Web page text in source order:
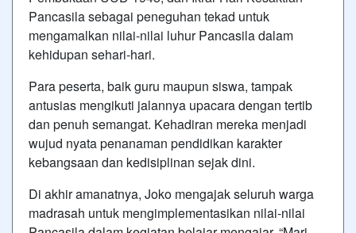
Pancasila sebagai peneguhan tekad untuk
mengamalkan nilai-nilai luhur Pancasila dalam
kehidupan sehari-hari.
Para peserta, baik guru maupun siswa, tampak
antusias mengikuti jalannya upacara dengan tertib
dan penuh semangat. Kehadiran mereka menjadi
wujud nyata penanaman pendidikan karakter
kebangsaan dan kedisiplinan sejak dini.
Di akhir amanatnya, Joko mengajak seluruh warga
madrasah untuk mengimplementasikan nilai-nilai